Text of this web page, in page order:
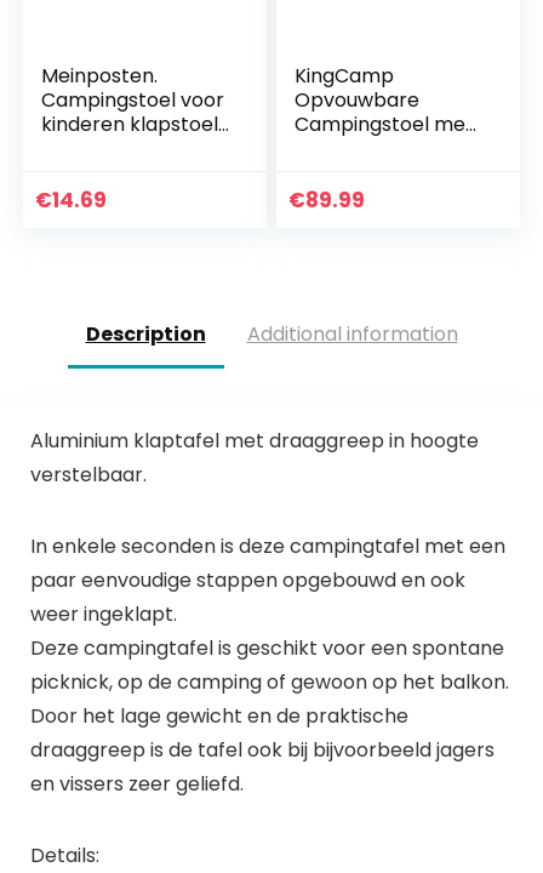
Meinposten.
Campingstoel voor
kinderen klapstoel
kinderklapstoel
€14.69
KingCamp
Opvouwbare
Campingstoel met
Draagbare Luxe
€89.99
Description Additional information
Aluminium klaptafel met draaggreep in hoogte
verstelbaar.
In enkele seconden is deze campingtafel met een
paar eenvoudige stappen opgebouwd en ook
weer ingeklapt.
Deze campingtafel is geschikt voor een spontane
picknick, op de camping of gewoon op het balkon.
Door het lage gewicht en de praktische
draaggreep is de tafel ook bij bijvoorbeeld jagers
en vissers zeer geliefd.
Details: